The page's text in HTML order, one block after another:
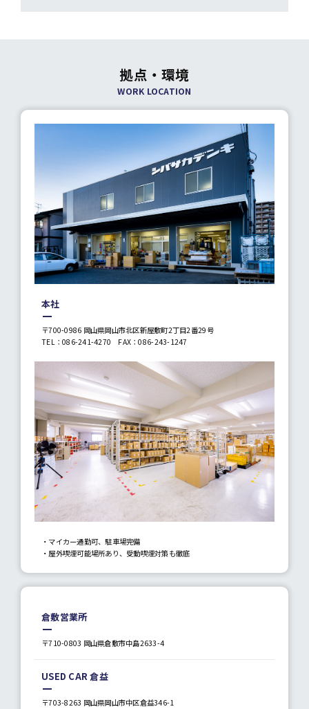
拠点・環境
WORK LOCATION
本社
〒700-0986 岡山県岡山市北区新屋敷町2丁目2番29号
TEL：086-241-4270 FAX：086-243-1247
・マイカー通勤可、駐車場完備
・屋外喫煙可能場所あり、受動喫煙対策も徹底
倉敷営業所
〒710-0803 岡山県倉敷市中島2633-4
USED CAR 倉益
〒703-8263 岡山県岡山市中区倉益346-1